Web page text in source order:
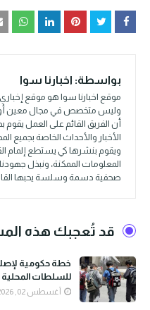
بواسطة: اخبارنا سوا
موقع اخبارنا سوا هو موقع
وليس متخصص في مجال معين أو
أن الفريق القائم على العمل يقوم
الأخبار والأحداث الخاصة بجميع
ويقوم بنشرها كي يستطع إلمام
المعلومات الممكنة، ونبذل
صحفية دسمة وسلسة يحبها
قد تُعجبك هذه
خطة حكومية
للسلطات المحلية
أغسطس 02, 2026